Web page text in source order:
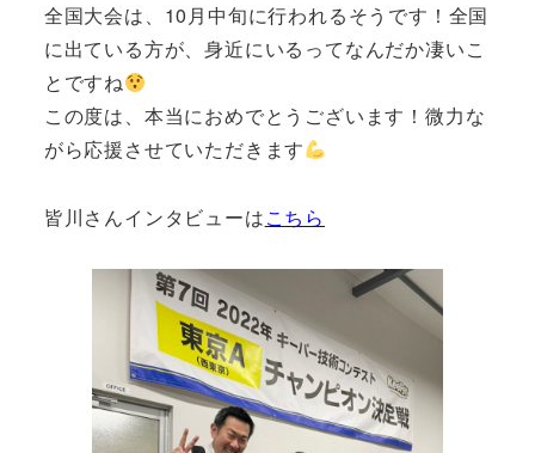
全国大会は、10月中旬に行われるそうです！全国
に出ている方が、身近にいるってなんだか凄いこ
とですね
この度は、本当におめでとうございます！微力な
がら応援させていただきます
皆川さんインタビューはこちら